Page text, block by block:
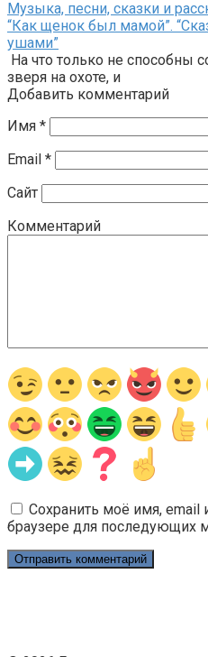
Музыка, песни, сказки и
“Как щенок был мамой”.
ушами”
На что только не способны
зверя на охоте, и
Добавить комментарий
Имя *
Email *
Сайт
Комментарий
Сохранить моё имя, email
браузере для последующих